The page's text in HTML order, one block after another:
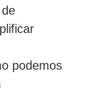
podemos